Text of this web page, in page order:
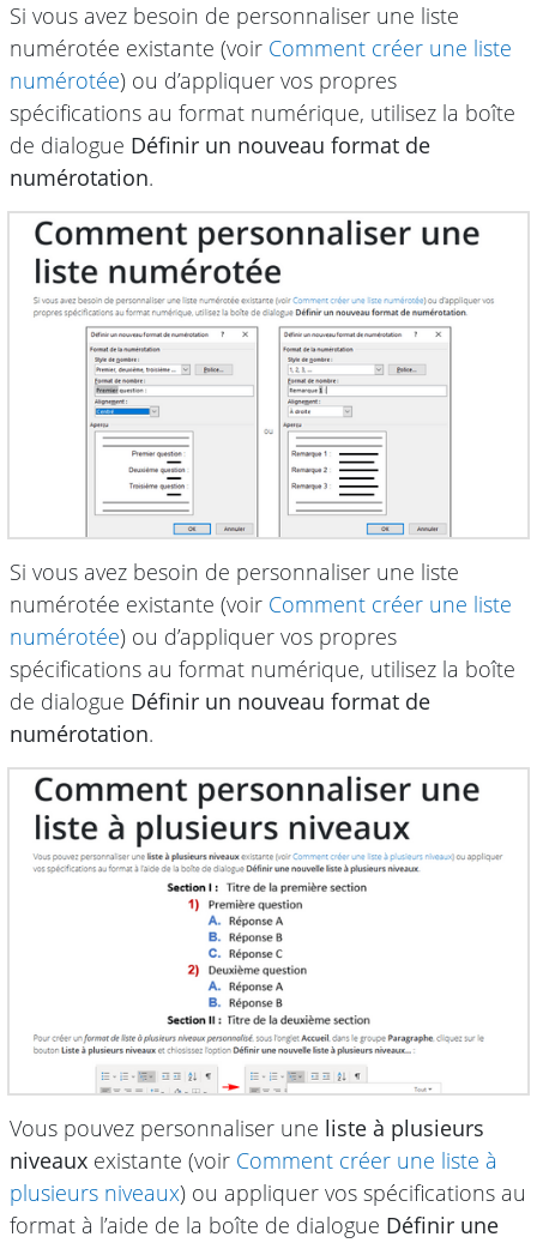
Si vous avez besoin de personnaliser une liste
numérotée existante (voir Comment créer une liste
numérotée) ou d’appliquer vos propres
spécifications au format numérique, utilisez la boîte
de dialogue Définir un nouveau format de
numérotation.
Si vous avez besoin de personnaliser une liste
numérotée existante (voir Comment créer une liste
numérotée) ou d’appliquer vos propres
spécifications au format numérique, utilisez la boîte
de dialogue Définir un nouveau format de
numérotation.
Vous pouvez personnaliser une liste à plusieurs
niveaux existante (voir Comment créer une liste à
plusieurs niveaux) ou appliquer vos spécifications au
format à l’aide de la boîte de dialogue Définir une